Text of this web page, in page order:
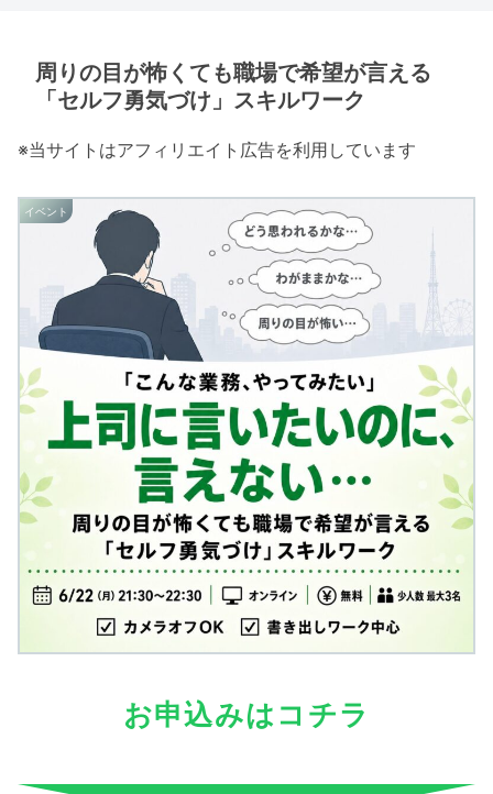
周りの目が怖くても職場で希望が言える
「セルフ勇気づけ」スキルワーク
※当サイトはアフィリエイト広告を利用しています
イベント
お申込みはコチラ